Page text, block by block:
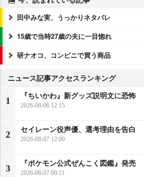
田中みな実、うっかりネタバレ
15歳で当時27歳の夫に一目惚れ
研ナオコ、コンビニで買う商品
ニュース記事アクセスランキング
1
『ちいかわ』新グッズ説明文に恐怖
2026-08-06 12:15
2
セイレーン役声優、選考理由を告白
2026-08-07 12:00
3
『ポケモン公式ぜんこく図鑑』発売
2026-08-07 00:11